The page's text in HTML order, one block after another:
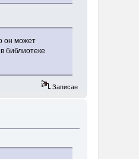
он может
библиотеке
Записан